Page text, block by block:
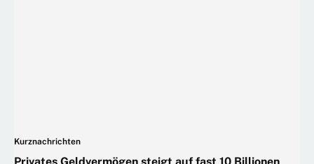
Kurznachrichten